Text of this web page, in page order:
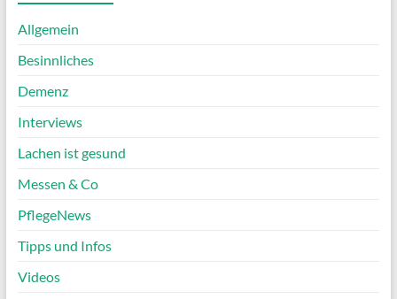
Allgemein
Besinnliches
Demenz
Interviews
Lachen ist gesund
Messen & Co
PflegeNews
Tipps und Infos
Videos